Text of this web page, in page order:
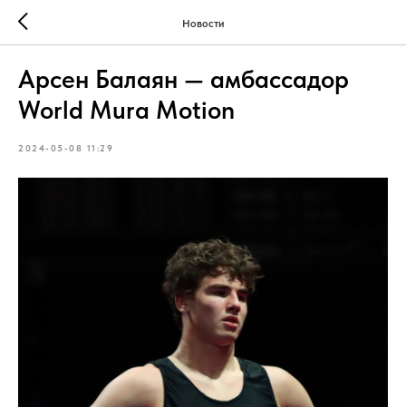
Новости
Арсен Балаян — амбассадор
World Mura Motion
2024-05-08 11:29